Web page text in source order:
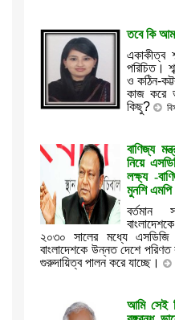
তবে কি
একাকীত্ব
পরিচিত।
ও কঠিন-
কাজ করে
কিছু?
বাণিজ্য
নিয়ে
লক্ষ্য -
মুনশি এমপি
বর্তমান
২০৩০ সালের মধ্যে
বাংলাদেশকে উন্নত দেশে পরিণত
গুরুদায়িত্ব পালন করে যাচ্ছে।
আমি সেই